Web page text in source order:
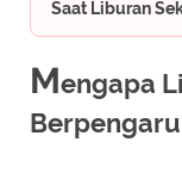
Saat Liburan
Mengapa